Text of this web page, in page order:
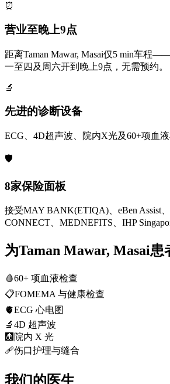
⏰
营业至晚上9点
距离Taman Mawar, Masai仅5 min车程
一至四及周六开到晚上9点，无需预约。
🔬
先进的诊断设备
ECG、4D超声波、院内X光及60+项血液
🛡️
8家保险面板
接受MAY BANK(ETIQA)、eBen Assist
CONNECT、MEDNEFITS、IHP
为Taman Mawar, Masai
🩸60+ 项血液检查
📋FOMEMA 与健康检查
🫀ECG 心电图
🔬 4D 超声波
🩻 院内 X 光
🩹伤口护理与缝合
我们的医生